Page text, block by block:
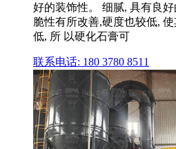
好的装饰性。 细腻, 具有良
脆性有所改善,硬度也较低,
低, 所 以硬化石膏可
联系电话: 180 3780 8511